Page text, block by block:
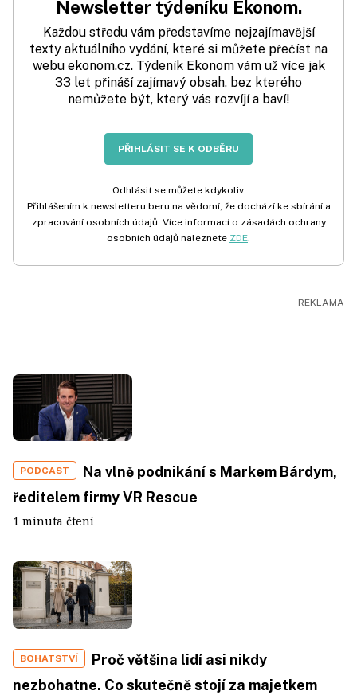
Newsletter týdeníku Ekonom.
Každou středu vám představíme nejzajímavější
texty aktuálního vydání, které si můžete přečíst na
webu ekonom.cz. Týdeník Ekonom vám už více jak
33 let přináší zajímavý obsah, bez kterého
nemůžete být, který vás rozvíjí a baví!
PŘIHLÁSIT SE K ODBĚRU
Odhlásit se můžete kdykoliv.
Přihlášením k newsletteru beru na vědomí, že dochází ke sbírání a
zpracování osobních údajů. Více informací o zásadách ochrany
osobních údajů naleznete ZDE
PODCAST
Na vlně podnikání s Markem Bárdym,
ředitelem firmy VR Rescue
1 minuta čtení
BOHATSTVÍ
Proč většina lidí asi nikdy
nezbohatne. Co skutečně stojí za majetkem